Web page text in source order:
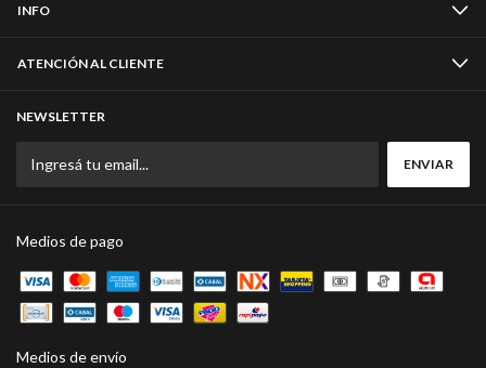
INFO
ATENCIÓN AL CLIENTE
NEWSLETTER
Medios de pago
Medios de envío